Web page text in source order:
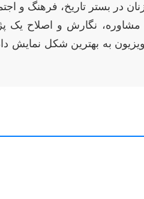
در بستر تاریخ، فرهنگ و
مشاوره، نگارش و اصلاح یک
به بهترین شکل نمایش